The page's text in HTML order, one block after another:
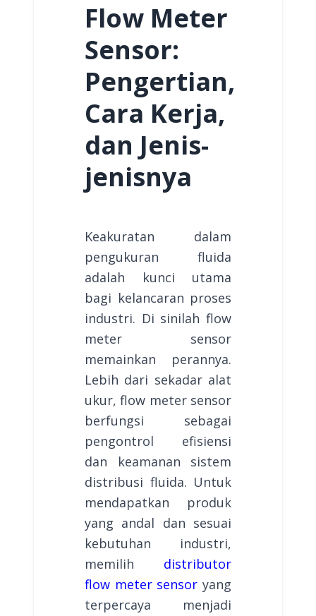
Flow Meter
Sensor:
Pengertian,
Cara Kerja,
dan Jenis-
jenisnya
Keakuratan dalam
pengukuran fluida
adalah kunci utama
bagi kelancaran proses
industri. Di sinilah flow
meter sensor
memainkan perannya.
Lebih dari sekadar alat
ukur, flow meter sensor
berfungsi sebagai
pengontrol efisiensi
dan keamanan sistem
distribusi fluida. Untuk
mendapatkan produk
yang andal dan sesuai
kebutuhan industri,
memilih distributor
flow meter sensor yang
terpercaya menjadi